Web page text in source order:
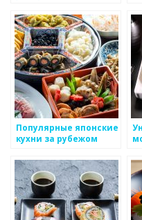
Японии
Популярные японские
кухни за рубежом